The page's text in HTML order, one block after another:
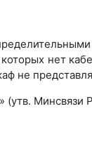
нет
не
Минсвязи